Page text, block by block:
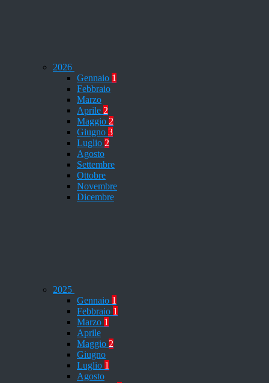
2026
Gennaio 1
Febbraio
Marzo
Aprile 2
Maggio 2
Giugno 3
Luglio 2
Agosto
Settembre
Ottobre
Novembre
Dicembre
2025
Gennaio 1
Febbraio 1
Marzo 1
Aprile
Maggio 2
Giugno
Luglio 1
Agosto